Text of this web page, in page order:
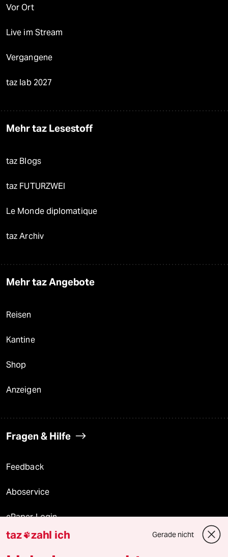
Vor Ort
Live im Stream
Vergangene
taz lab 2027
Mehr taz Lesestoff
taz Blogs
taz FUTURZWEI
Le Monde diplomatique
taz Archiv
Mehr taz Angebote
Reisen
Kantine
Shop
Anzeigen
Fragen & Hilfe
Feedback
Aboservice
ePaper Login
Downloads für Abonnierende
taz zahl ich Gerade nicht